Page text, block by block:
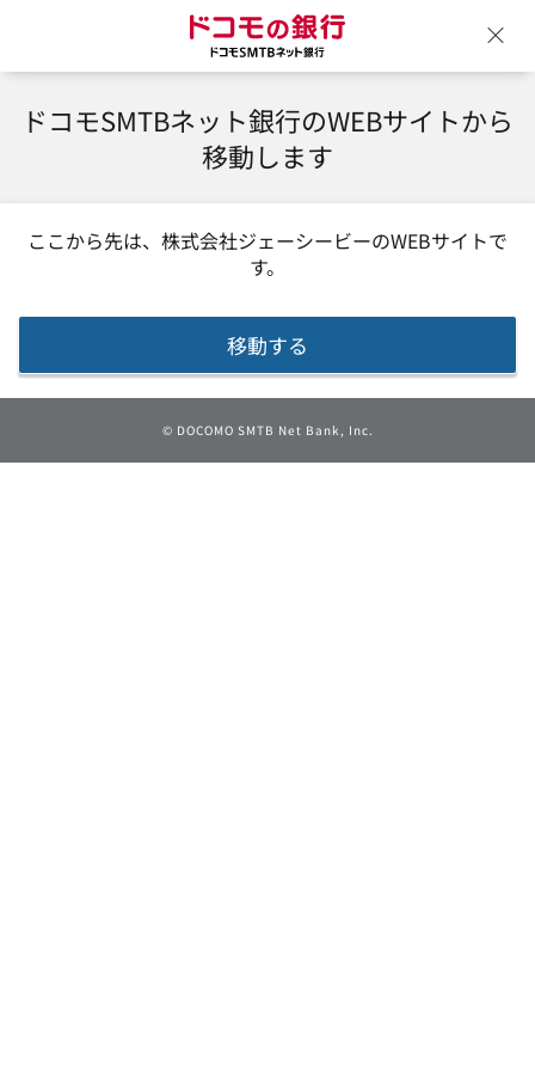
ドコモSMTBネット銀行のWEBサイトから
移動します
ここから先は、 株式会社ジェーシービーのWEBサイトで
す。
移動する
© DOCOMO SMTB Net Bank, Inc.